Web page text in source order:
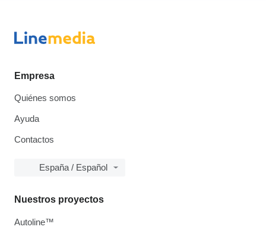
Empresa
Quiénes somos
Ayuda
Contactos
España / Español
Nuestros proyectos
Autoline™